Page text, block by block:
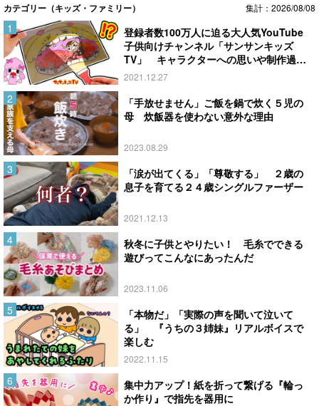
カテゴリー（キッズ・ファミリー） 集計：2026/08/08
登録者数100万人に迫る大人気YouTube
子供向けチャンネル「サンサンキッズ
TV」 キャラクターへの思いや制作過程
を聞いてみた！
2021.12.27
「手放せません」ご飯を鍋で炊く５児の
母 炊飯器を使わない意外な理由
2023.08.29
「涙が出てくる」「尊敬する」 ２歳の
息子を育てる２４歳シングルファーザー
2021.12.13
秋冬に子供とやりたい！ 毛糸でできる
遊びってこんなにあったんだ
2023.11.06
「本物だ」「実際の声を聞いて泣いて
る」 『うちの３姉妹』リアルボイスで
楽しむ
2022.11.15
集中力アップ！紙を折って繋げる『輪っ
か作り』で指先を器用に